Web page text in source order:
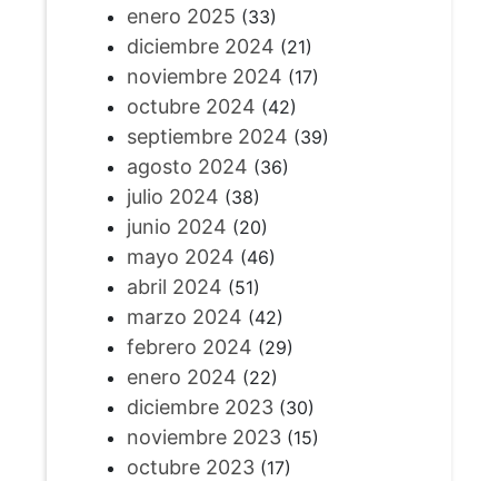
enero 2025 (33)
diciembre 2024 (21)
noviembre 2024 (17)
octubre 2024 (42)
septiembre 2024 (39)
agosto 2024 (36)
julio 2024 (38)
junio 2024 (20)
mayo 2024 (46)
abril 2024 (51)
marzo 2024 (42)
febrero 2024 (29)
enero 2024 (22)
diciembre 2023(30)
noviembre 2023(15)
octubre 2023(17)